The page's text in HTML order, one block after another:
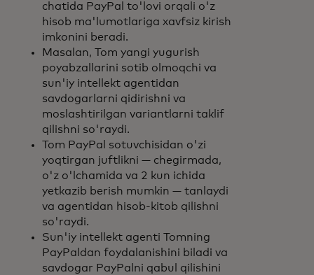
chatida PayPal to'lovi orqali o'z
hisob ma'lumotlariga xavfsiz kirish
imkonini beradi.
Masalan, Tom yangi yugurish
poyabzallarini sotib olmoqchi va
sun'iy intellekt agentidan
savdogarlarni qidirishni va
moslashtirilgan variantlarni taklif
qilishni so'raydi.
Tom PayPal sotuvchisidan o'zi
yoqtirgan juftlikni — chegirmada,
o'z o'lchamida va 2 kun ichida
yetkazib berish mumkin — tanlaydi
va agentidan hisob-kitob qilishni
so'raydi.
Sun'iy intellekt agenti Tomning
PayPaldan foydalanishini biladi va
savdogar PayPalni qabul qilishini